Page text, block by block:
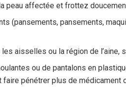
peau affectée et frottez
(pansements, pansements,
aisselles ou la région de l’aine,
ou de pantalons en
faire pénétrer plus de médicament